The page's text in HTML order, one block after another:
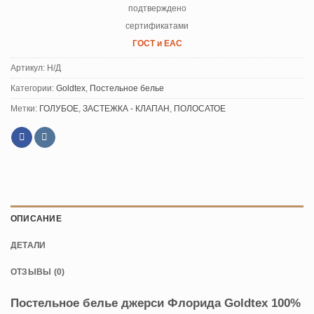
подтверждено
сертификатами
ГОСТ и ЕАС
Артикул: Н/Д
Категории: Goldtex Постельное белье
Метки: ГОЛУБОЕ ЗАСТЕЖКА - КЛАПАН ПОЛОСАТОЕ
ОПИСАНИЕ
ДЕТАЛИ
ОТЗЫВЫ (0)
Постельное белье джерси Флорида Goldtex 100%